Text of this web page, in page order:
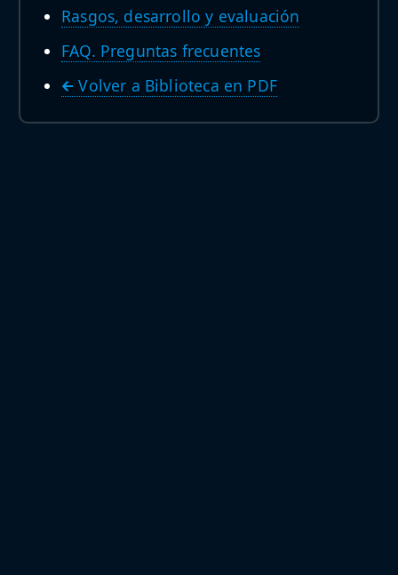
Rasgos, desarrollo y evaluación
FAQ. Preguntas frecuentes
🡰 Volver a Biblioteca en PDF